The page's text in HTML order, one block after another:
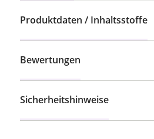
Produktdaten / Inhaltsstoffe
Bewertungen
Sicherheitshinweise